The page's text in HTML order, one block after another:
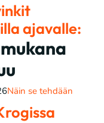
ajavalle:
Näin se tehdään